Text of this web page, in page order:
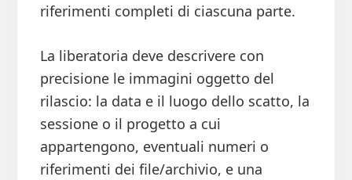
riferimenti completi di ciascuna parte.
La liberatoria deve descrivere con
precisione le immagini oggetto del
rilascio: la data e il luogo dello scatto, la
sessione o il progetto a cui
appartengono, eventuali numeri o
riferimenti dei file/archivio, e una